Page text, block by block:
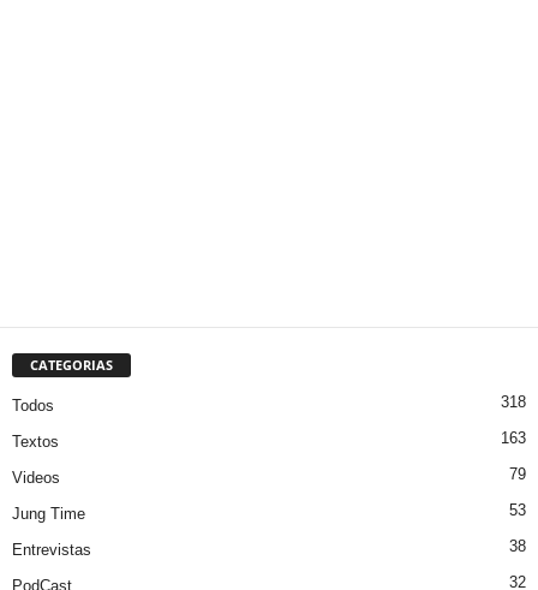
CATEGORIAS
Todos 318
Textos 163
Videos 79
Jung Time 53
Entrevistas 38
PodCast 32